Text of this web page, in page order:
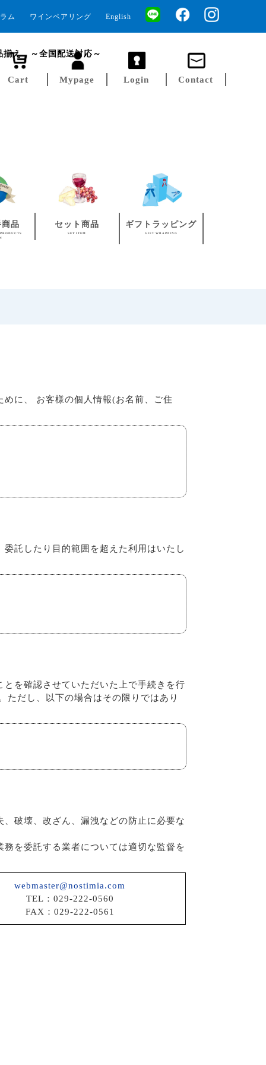
English
ワインペアリング
ム
揃え ～全国配送対応～
Contact
Login
Mypage
Cart
商品 セット商品
SET ITEM
ギフトラッピング
GIFT WRAPPING
に、 お客様の個人情報(お名前、ご住
託したり目的範囲を超えた利用はいたし
を確認させていただいた上で手続きを行
ただし、以下の場合はその限りではあり
破壊、改ざん、漏洩などの防止に必要な
を委託する業者については適切な監督を
webmaster@nostimia.com
TEL：029-222-0560
FAX：029-222-0561